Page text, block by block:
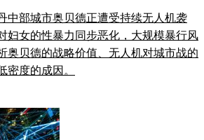
中部城市奥贝德正遭受持续无人机袭
妇女的性暴力同步恶化，大规模暴行风
奥贝德的战略价值、无人机对城市战的
密度的成因。